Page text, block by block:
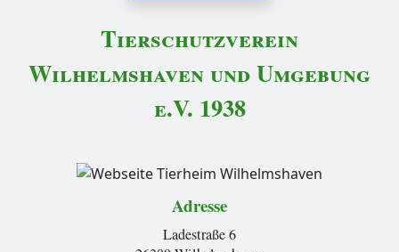
Tierschutzverein
Wilhelmshaven und Umgebung
e.V. 1938
Adresse
Ladestraße 6